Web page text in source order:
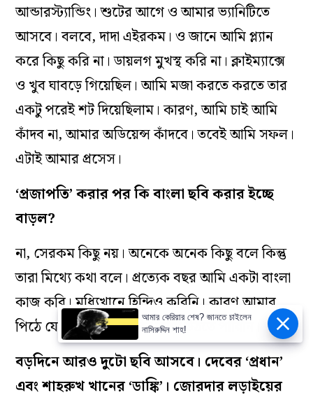
আন্ডারস্ট‌্যান্ডিং। শুটের আগে ও আমার ভ‌্যানিটিতে
আসবে। বলবে, দাদা এইরকম। ও জানে আমি প্ল‌্যান
করে কিছু করি না। ডায়লগ মুখস্থ করি না। ক্লাইম‌্যাক্সে
ও খুব ঘাবড়ে গিয়েছিল। আমি মজা করতে করতে তার
একটু পরেই শট দিয়েছিলাম। কারণ, আমি চাই আমি
কাঁদব না, আমার অডিয়েন্স কাঁদবে। তবেই আমি সফল।
এটাই আমার প্রসেস।
‘প্রজাপতি’ করার পর কি বাংলা ছবি করার ইচ্ছে
বাড়ল?
না, সেরকম কিছু নয়। অনেকে অনেক কিছু বলে কিন্তু
তারা মিথ্যে কথা বলে। প্রত্যেক বছর আমি একটা বাংলা
কাজ করি। মধ্যিখানে হিন্দিও করিনি। কারণ আমার
পিঠে যে লেগেছিল, বহুদিন আমি উঠতে পারিনি।
বড়দিনে আরও দুটো ছবি আসবে। দেবের ‘প্রধান’
এবং শাহরুখ খানের ‘ডাঙ্কি’। জোরদার লড়াইয়ের
আমার কেরিয়ার শেষ? জানতে চাইলেন
নাসিরুদ্দিন শাহ!